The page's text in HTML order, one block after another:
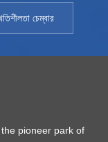
চেম্বার
the pioneer park of